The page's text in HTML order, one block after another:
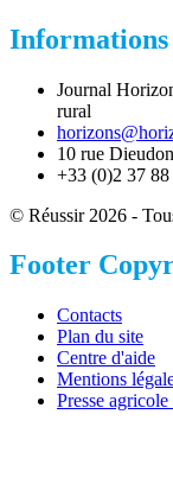
Informations
Journal
rural
10 rue
+33 (0)2 37 88
© Réussir 2026 -
Footer
Contacts
Plan du site
Centre d'aide
Mentions
Presse